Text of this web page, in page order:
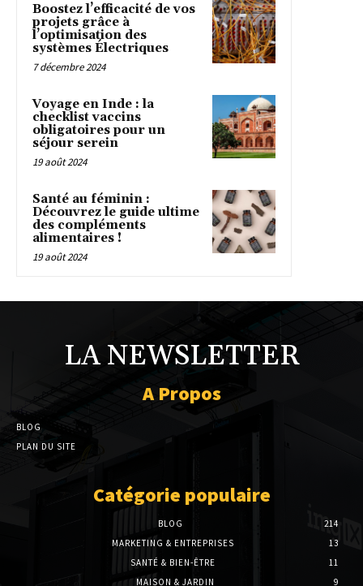
Boostez l’efficacité de vos
projets grâce à
l’optimisation des
systèmes Électriques
7 décembre 2024
Voyage en Inde : la
checklist vaccins
obligatoires pour un
séjour serein
19 août 2024
Santé au féminin :
Découvrez le guide ultime
des compléments
alimentaires !
19 août 2024
LA NEWSLETTER
A Propos
BLOG
PLAN DU SITE
Catégorie populaire
BLOG
214
MARKETING & ENTREPRISES
13
SANTÉ & BIEN-ÊTRE
11
MAISON & JARDIN
9